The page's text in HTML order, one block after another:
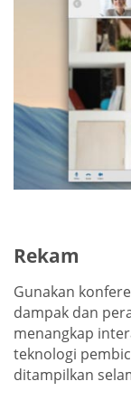
Rekam
Gunakan
dampak dan
menangkap
teknologi
ditampilkan